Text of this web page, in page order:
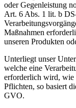
oder Gegenleistung
Art. 6 Abs. 1 lit. b
Maßnahmen
unseren Produkten
Unterliegt unser
welche eine
erforderlich wird, wie
Pflichten, so basiert
GVO.